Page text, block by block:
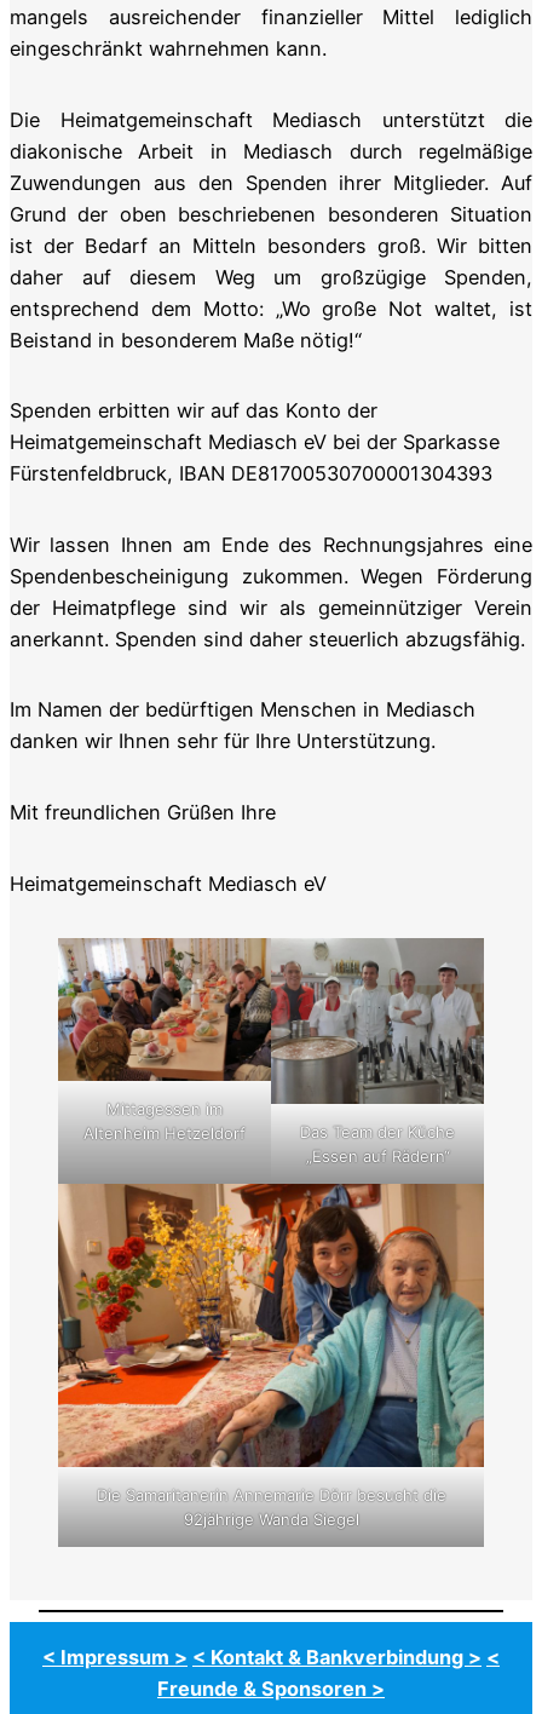
mangels ausreichender finanzieller Mittel lediglich
eingeschränkt wahrnehmen kann.
Die Heimatgemeinschaft Mediasch unterstützt die
diakonische Arbeit in Mediasch durch regelmäßige
Zuwendungen aus den Spenden ihrer Mitglieder. Auf
Grund der oben beschriebenen besonderen Situation
ist der Bedarf an Mitteln besonders groß. Wir bitten
daher auf diesem Weg um großzügige Spenden,
entsprechend dem Motto: „Wo große Not waltet, ist
Beistand in besonderem Maße nötig!“
Spenden erbitten wir auf das Konto der
Heimatgemeinschaft Mediasch eV bei der Sparkasse
Fürstenfeldbruck, IBAN DE81700530700001304393
Wir lassen Ihnen am Ende des Rechnungsjahres eine
Spendenbescheinigung zukommen. Wegen Förderung
der Heimatpflege sind wir als gemeinnütziger Verein
anerkannt. Spenden sind daher steuerlich abzugsfähig.
Im Namen der bedürftigen Menschen in Mediasch
danken wir Ihnen sehr für Ihre Unterstützung.
Mit freundlichen Grüßen Ihre
Heimatgemeinschaft Mediasch eV
Mittagessen im
Altenheim Hetzeldorf
Das Team der Küche
„Essen auf Rädern“
Die Samaritanerin Annemarie Dörr besucht die
92jährige Wanda Siegel
< Impressum > < Kontakt & Bankverbindung > <
Freunde & Sponsoren >